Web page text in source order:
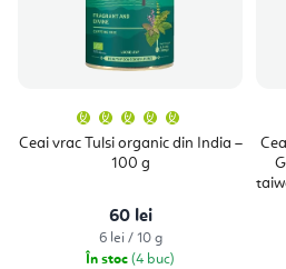
Ceai vrac Tulsi organic din India –
100 g
a
produsului
60 lei
Evaluare
preţ:
6 lei / 10 g
În stoc (4 buc)